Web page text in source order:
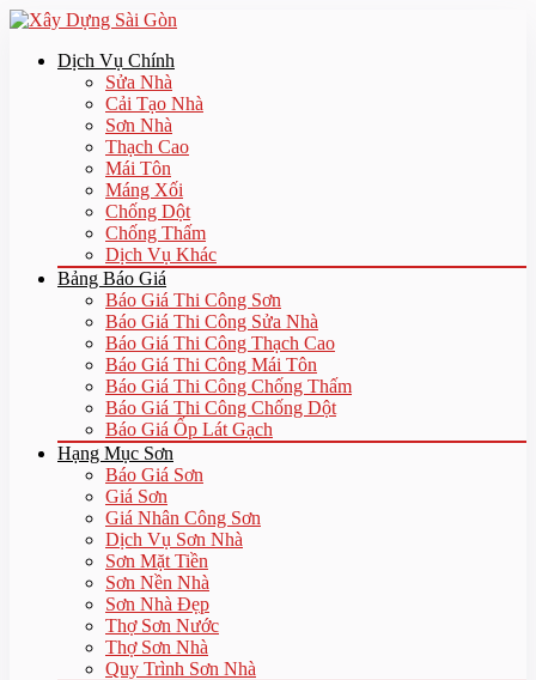
Dịch Vụ Chính
Sửa Nhà
Cải Tạo Nhà
Sơn Nhà
Thạch Cao
Mái Tôn
Máng Xối
Chống Dột
Chống Thấm
Dịch Vụ Khác
Bảng Báo Giá
Báo Giá Thi Công Sơn
Báo Giá Thi Công Sửa Nhà
Báo Giá Thi Công Thạch Cao
Báo Giá Thi Công Mái Tôn
Báo Giá Thi Công Chống Thấm
Báo Giá Thi Công Chống Dột
Báo Giá Ốp Lát Gạch
Hạng Mục Sơn
Báo Giá Sơn
Giá Sơn
Giá Nhân Công Sơn
Dịch Vụ Sơn Nhà
Sơn Mặt Tiền
Sơn Nền Nhà
Sơn Nhà Đẹp
Thợ Sơn Nước
Thợ Sơn Nhà
Quy Trình Sơn Nhà